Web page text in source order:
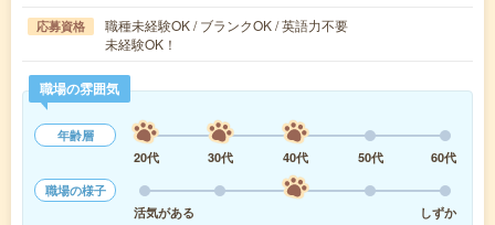
応募資格
職種未経験OK / ブランクOK / 英語力不要
未経験OK！
職場の雰囲気
年齢層
20代
30代 40代 50代
60代
職場の様子
活気がある
しずか